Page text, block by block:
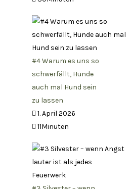
#4 Warum es uns so
schwerfällt, Hunde
auch mal Hund sein
zu lassen
1. April 2026
11Minuten